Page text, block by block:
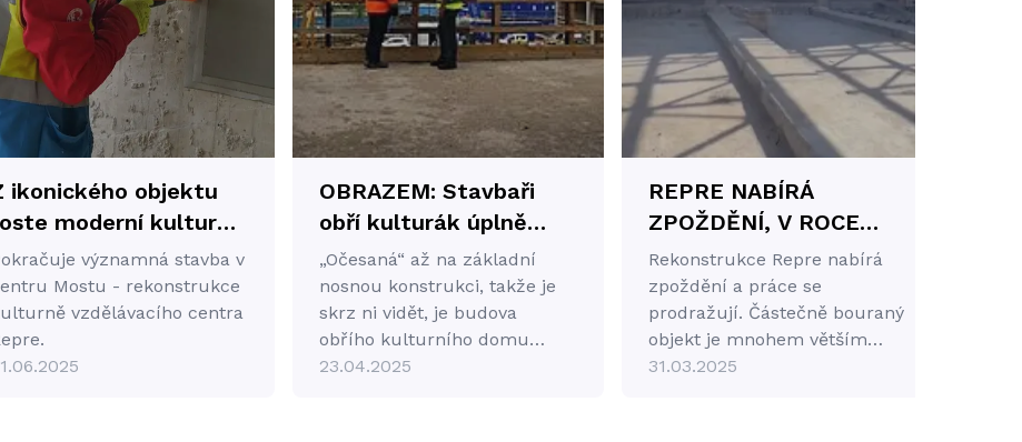
ikonického objektu
moderní kulturní
vzdělávací centrum,
oživí srdce města
otevře dveře nové
setkávání,
a zábavy.
významná stavba v
Mostu - rekonstrukce
vzdělávacího centra
OBRAZEM: Stavbaři
obří kulturák úplně
„očesali“. Zaráží je
fušeřina předchůdců
„Očesaná“ až na základní
nosnou konstrukci, takže je
skrz ni vidět, je budova
obřího kulturního domu
Repre v Mostě, která
23.04.2025
REPRE NABÍRÁ
ZPOŽDĚNÍ, V ROCE
2027 SE PRÝ ALE
OTEVŘE
Rekonstrukce Repre nabírá
zpoždění a práce se
prodražují. Částečně bouraný
objekt je mnohem větším
„oříškem“, než se
31.03.2025